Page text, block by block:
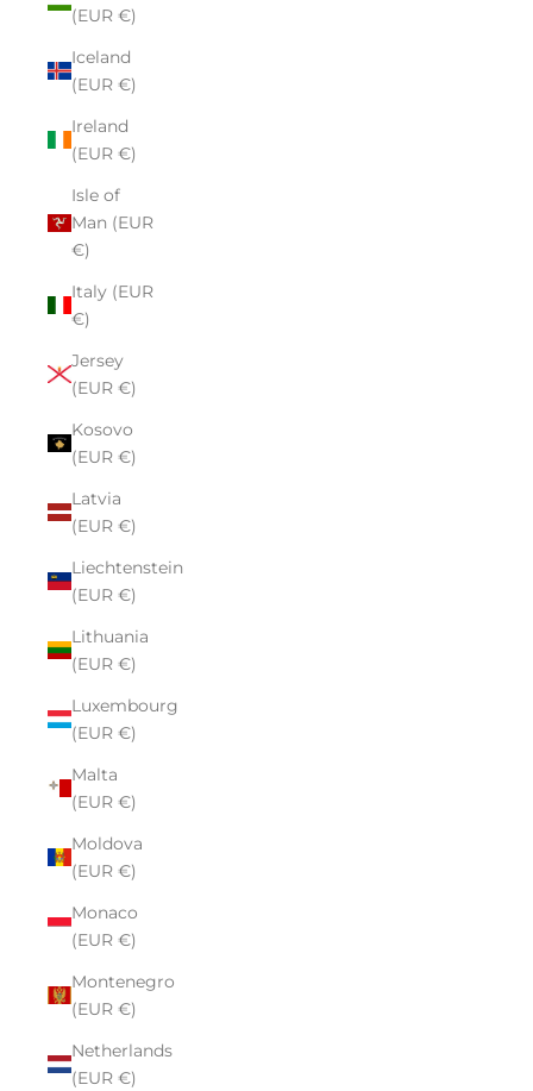
(EUR €)
Iceland
(EUR €)
Ireland
(EUR €)
Isle of
Man (EUR
€)
Italy (EUR
€)
Jersey
(EUR €)
Kosovo
(EUR €)
Latvia
(EUR €)
Liechtenstein
(EUR €)
Lithuania
(EUR €)
Luxembourg
(EUR €)
Malta
(EUR €)
Moldova
(EUR €)
Monaco
(EUR €)
Montenegro
(EUR €)
Netherlands
(EUR €)